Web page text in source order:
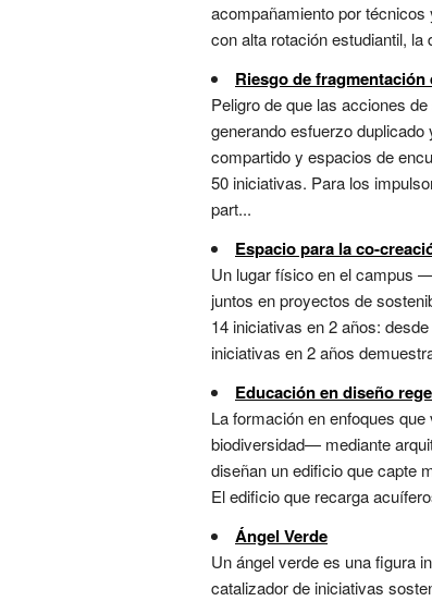
acompañamiento por
con alta rotación estudiantil,
Riesgo de
Peligro de que las acciones
generando esfuerzo
compartido y espacios de
50 iniciativas. Para los
part...
Espacio para la co-
Un lugar físico en el campus
juntos en proyectos de
14 iniciativas en 2 años:
iniciativas en 2 años
Educación en diseño
La formación en enfoques
biodiversidad— mediante
diseñan un edificio que capte
El edificio que recarga
Ángel Verde
Un ángel verde es una figura
catalizador de iniciativas